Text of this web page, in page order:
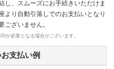
し、スムーズにお手続きいただけま
より自動引落しでのお支払いとなり
ございません。
が必要となる場合がございます。
支払い例